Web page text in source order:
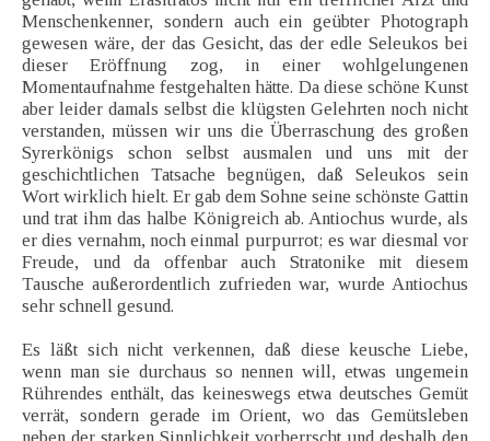
Menschenkenner, sondern auch ein geübter Photograph
gewesen wäre, der das Gesicht, das der edle Seleukos bei
dieser Eröffnung zog, in einer wohlgelungenen
Momentaufnahme festgehalten hätte. Da diese schöne Kunst
aber leider damals selbst die klügsten Gelehrten noch nicht
verstanden, müssen wir uns die Überraschung des großen
Syrerkönigs schon selbst ausmalen und uns mit der
geschichtlichen Tatsache begnügen, daß Seleukos sein
Wort wirklich hielt. Er gab dem Sohne seine schönste Gattin
und trat ihm das halbe Königreich ab. Antiochus wurde, als
er dies vernahm, noch einmal purpurrot; es war diesmal vor
Freude, und da offenbar auch Stratonike mit diesem
Tausche außerordentlich zufrieden war, wurde Antiochus
sehr schnell gesund.
Es läßt sich nicht verkennen, daß diese keusche Liebe,
wenn man sie durchaus so nennen will, etwas ungemein
Rührendes enthält, das keineswegs etwa deutsches Gemüt
verrät, sondern gerade im Orient, wo das Gemütsleben